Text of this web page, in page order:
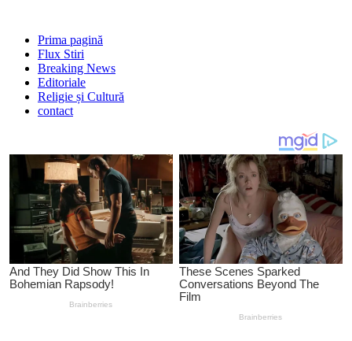
Prima pagină
Flux Stiri
Breaking News
Editoriale
Religie și Cultură
contact